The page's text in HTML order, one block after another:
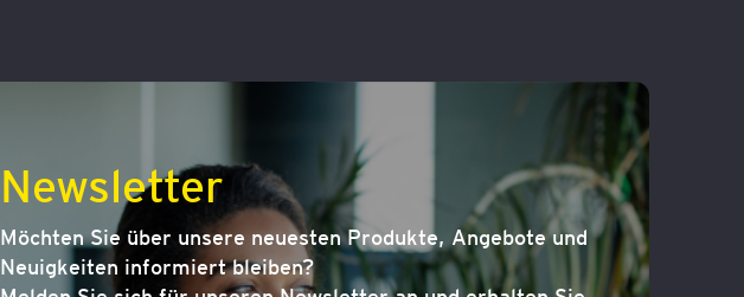
Newsletter
Möchten Sie über unsere neuesten Produkte, Angebote und
Neuigkeiten informiert bleiben?